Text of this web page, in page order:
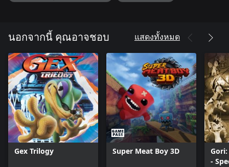
flashy Beat Hits, hard-hitting special abilities and even
combination attacks with your allies! Want to show off? Go
further and tap into the beat to amp up your skills and earn
those covetous S-rank scores.
ROWDY REBELS VS. BADASS BOSSES
Lead a squad of colorful teammates and take the fight to the
heart of an, er, heartless corporation. Square off with each
department’s boss, from Production to Marketing to Finance,
each more ready to protect the company’s bottom line than the
last in over-the-top battle sequences accompanied by their own
music tracks!
นอกจากนี้ คุณอาจชอบ แสดงทั้งหมด
Gex Trilogy Super Meat Boy 3D
-